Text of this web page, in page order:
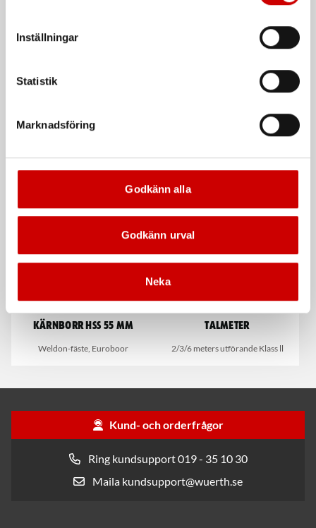
att godkänna samtycker du till sådana överföringar. Läs
Inställningar
Statistik
Marknadsföring
Godkänn alla
Godkänn urval
Neka
Spärrnyckelinsatser
Kärnborr HM TCT 55 mm
Kärnborr HSS 55 mm
Weldon-fäste, Euroboor
Talmeter
2/3/6 meters utförande Klass ll
Kund- och orderfrågor
Ring kundsupport 019 - 35 10 30
Maila kundsupport@wuerth.se